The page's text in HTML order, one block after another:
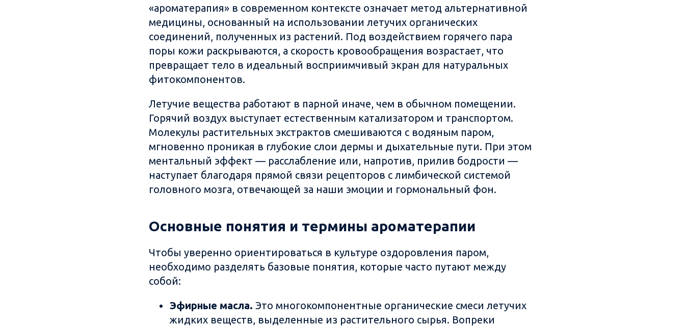
«ароматерапия» в современном контексте означает метод альтернативной
медицины, основанный на использовании летучих органических
соединений, полученных из растений. Под воздействием горячего пара
поры кожи раскрываются, а скорость кровообращения возрастает, что
превращает тело в идеальный восприимчивый экран для натуральных
фитокомпонентов.
Летучие вещества работают в парной иначе, чем в обычном помещении.
Горячий воздух выступает естественным катализатором и транспортом.
Молекулы растительных экстрактов смешиваются с водяным паром,
мгновенно проникая в глубокие слои дермы и дыхательные пути. При этом
ментальный эффект — расслабление или, напротив, прилив бодрости —
наступает благодаря прямой связи рецепторов с лимбической системой
головного мозга, отвечающей за наши эмоции и гормональный фон.
Основные понятия и термины ароматерапии
Чтобы уверенно ориентироваться в культуре оздоровления паром,
необходимо разделять базовые понятия, которые часто путают между
собой:
Эфирные масла. Это многокомпонентные органические смеси летучих
жидких веществ, выделенные из растительного сырья. Вопреки